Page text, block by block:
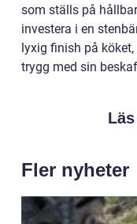
som ställs på
investera i en
lyxig finish på
trygg med sin
Fler nyheter